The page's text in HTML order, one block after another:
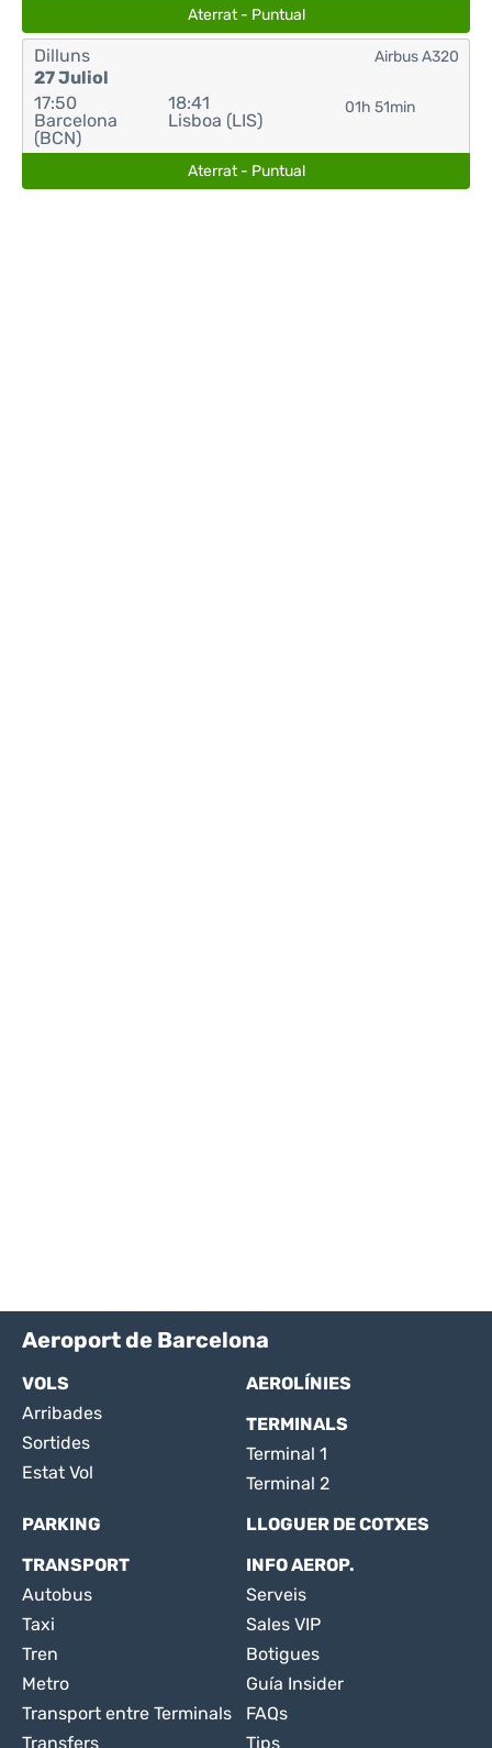
Aterrat - Puntual
Dilluns
27 Juliol
17:50
Barcelona
(BCN)
18:41
Lisboa (LIS)
01h 51min
Airbus A320
Aterrat - Puntual
Aeroport de Barcelona
VOLS
Arribades
Sortides
Estat Vol
AEROLÍNIES
TERMINALS
Terminal 1
Terminal 2
PARKING
LLOGUER DE COTXES
TRANSPORT
Autobus
Taxi
Tren
Metro
Transport entre Terminals
Transfers
INFO AEROP.
Serveis
Sales VIP
Botigues
Guía Insider
FAQs
Tips